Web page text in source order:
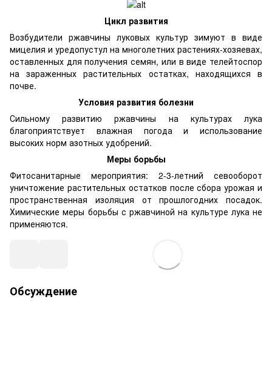
Цикл развития
Возбудители ржавчины луковых культур зимуют в виде
мицелия и уредопустул на многолетних растениях-хозяевах,
оставленных для получения семян, или в виде телейтоспор
на зараженных растительных остатках, находящихся в
почве.
Условия развития болезни
Сильному развитию ржавчины на культурах лука
благоприятствует влажная погода и использование
высоких норм азотных удобрений.
Меры борьбы
Фитосанитарные мероприятия: 2-3-летний севооборот
уничтожение растительных остатков после сбора урожая и
пространственная изоляция от прошлогодних посадок.
Химические меры борьбы с ржавчиной на культуре лука не
применяются.
Обсуждение